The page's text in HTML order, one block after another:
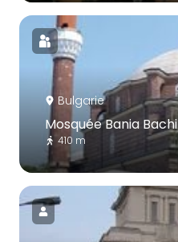
Bulgarie
Mosquée Bania Bachi
410 m